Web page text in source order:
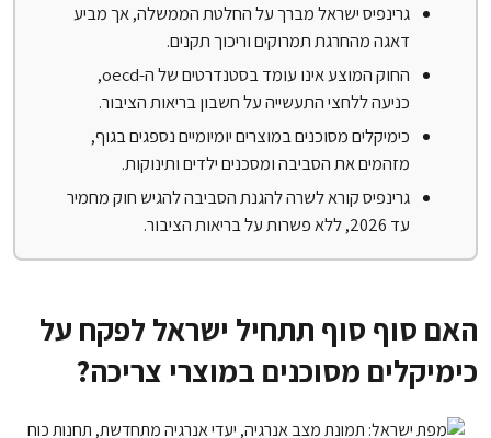
גרינפיס ישראל מברך על החלטת הממשלה, אך מביע
דאגה מהחרגת תמרוקים וריכוך תקנים.
החוק המוצע אינו עומד בסטנדרטים של ה-oecd,
כניעה ללחצי התעשייה על חשבון בריאות הציבור.
כימיקלים מסוכנים במוצרים יומיומיים נספגים בגוף,
מזהמים את הסביבה ומסכנים ילדים ותינוקות.
גרינפיס קורא לשרה להגנת הסביבה להגיש חוק מחמיר
עד 2026, ללא פשרות על בריאות הציבור.
האם סוף סוף תתחיל ישראל לפקח על
כימיקלים מסוכנים במוצרי צריכה?